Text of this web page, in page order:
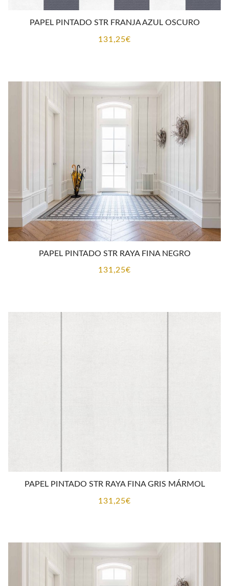
PAPEL PINTADO STR FRANJA AZUL OSCURO
131,25€
PAPEL PINTADO STR RAYA FINA NEGRO
131,25€
PAPEL PINTADO STR RAYA FINA GRIS MÁRMOL
131,25€